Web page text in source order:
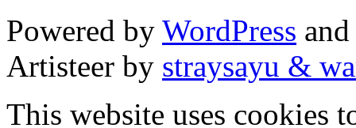
Powered by WordPress and
Artisteer by straysayu &
This website uses cookies